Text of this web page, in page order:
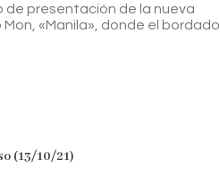
de presentación de la nueva
«Manila», donde el bordado
(13/10/21)